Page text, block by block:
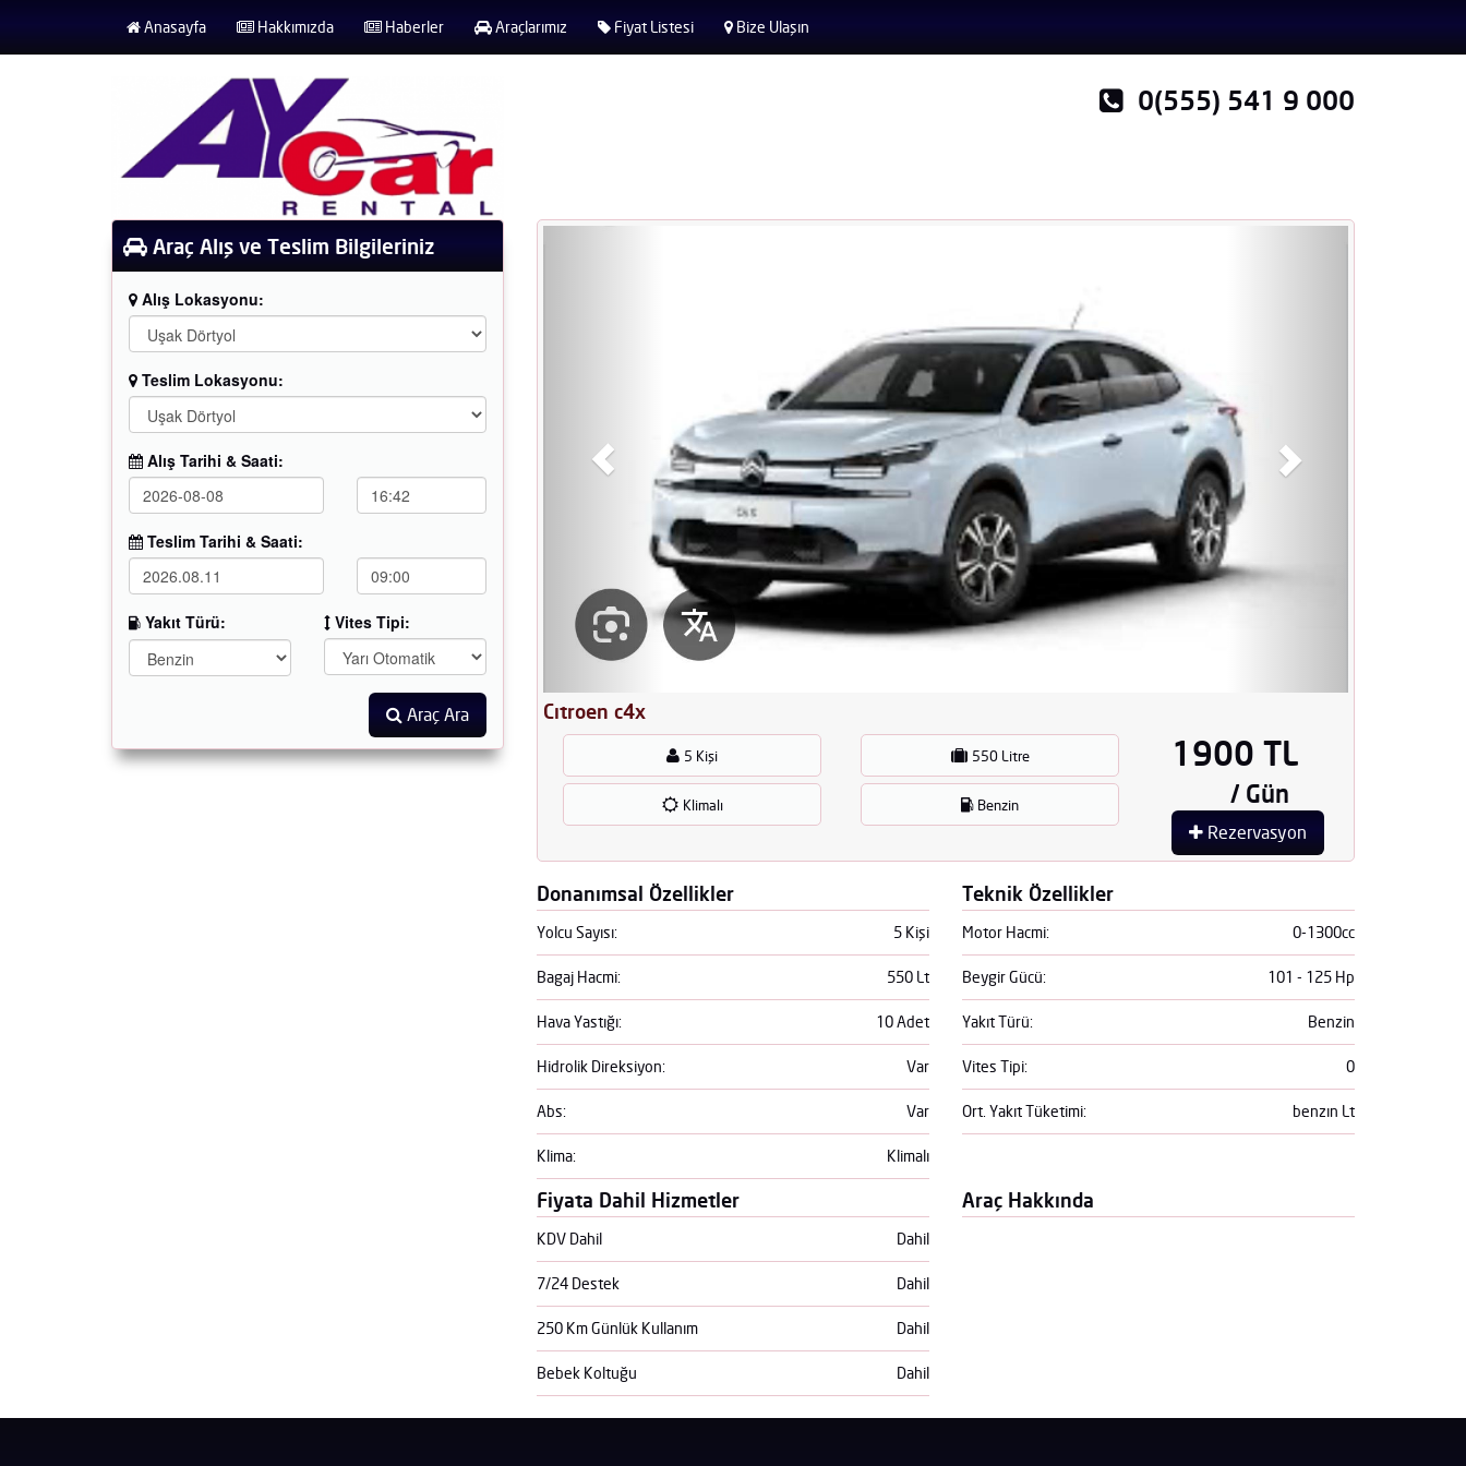
Anasayfa Hakkımızda Haberler Araçlarımız Fiyat Listesi Bize Ulaşın
0(555) 541 9 000
Araç Alış ve Teslim Bilgileriniz
Alış Lokasyonu:
Teslim Lokasyonu:
Alış Tarihi & Saati:
Teslim Tarihi & Saati:
Yakıt Türü: Vites Tipi:
Araç Ara Cıtroen c4x
5 Kişi 550 Litre
Klimalı Benzin
1900 TL
/ Gün
Rezervasyon
Donanımsal Özellikler
Yolcu Sayısı: 5 Kişi
Bagaj Hacmi: 550 Lt
Hava Yastığı: 10 Adet
Hidrolik Direksiyon: Var
Abs: Var
Klima: Klimalı
Teknik Özellikler
Motor Hacmi: 0-1300cc
Beygir Gücü: 101 - 125 Hp
Yakıt Türü: Benzin
Vites Tipi: 0
Ort. Yakıt Tüketimi: benzın Lt
Fiyata Dahil Hizmetler
KDV Dahil Dahil
7/24 Destek Dahil
250 Km Günlük Kullanım Dahil
Bebek Koltuğu Dahil
Araç Hakkında